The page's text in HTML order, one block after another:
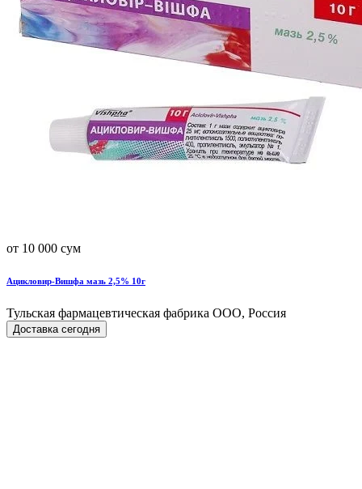
от 10 000 сум
Ацикловир-Вишфа мазь 2,5% 10г
Тульская фармацевтическая фабрика ООО, Россия
Доставка сегодня